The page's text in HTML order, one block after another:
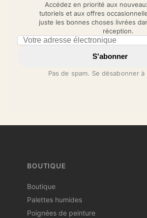
Accédez en priorité aux
tutoriels et aux offres
juste les bonnes choses livrées
réception.
Email address
S'abonner
Pas de spam. Se désabonner
BOUTIQUE
Boutique
Palettes humides
Poignées de peinture